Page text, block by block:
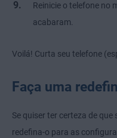
Reinicie o telefone no
acabaram.
Voilá! Curta seu telefone
Faça uma
Se quiser ter certeza de
redefina-o para as